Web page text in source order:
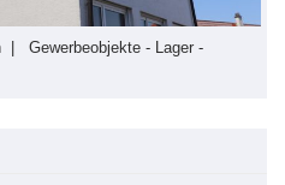
| Gewerbeobjekte - Lager -